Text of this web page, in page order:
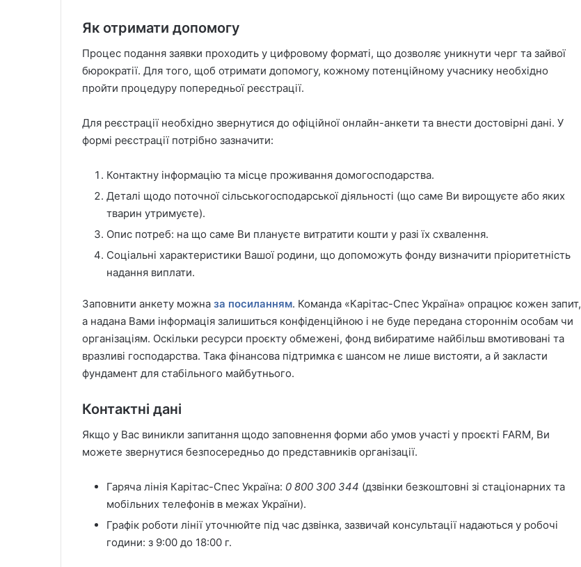
Як отримати допомогу
Процес подання заявки проходить у цифровому форматі, що дозволяє уникнути черг та зайвої
бюрократії. Для того, щоб отримати допомогу, кожному потенційному учаснику необхідно
пройти процедуру попередньої реєстрації.
Для реєстрації необхідно звернутися до офіційної онлайн-анкети та внести достовірні дані. У
формі реєстрації потрібно зазначити:
Контактну інформацію та місце проживання домогосподарства.
Деталі щодо поточної сільськогосподарської діяльності (що саме Ви вирощуєте або яких
тварин утримуєте).
Опис потреб: на що саме Ви плануєте витратити кошти у разі їх схвалення.
Соціальні характеристики Вашої родини, що допоможуть фонду визначити пріоритетність
надання виплати.
Заповнити анкету можна за посиланням. Команда «Карітас-Спес Україна» опрацює кожен запит,
а надана Вами інформація залишиться конфіденційною і не буде передана стороннім особам чи
організаціям. Оскільки ресурси проєкту обмежені, фонд вибиратиме найбільш вмотивовані та
вразливі господарства. Така фінансова підтримка є шансом не лише вистояти, а й закласти
фундамент для стабільного майбутнього.
Контактні дані
Якщо у Вас виникли запитання щодо заповнення форми або умов участі у проєкті FARM, Ви
можете звернутися безпосередньо до представників організації.
Гаряча лінія Карітас-Спес Україна: 0 800 300 344 (дзвінки безкоштовні зі стаціонарних та
мобільних телефонів в межах України).
Графік роботи лінії уточнюйте під час дзвінка, зазвичай консультації надаються у робочі
години: з 9:00 до 18:00 г.